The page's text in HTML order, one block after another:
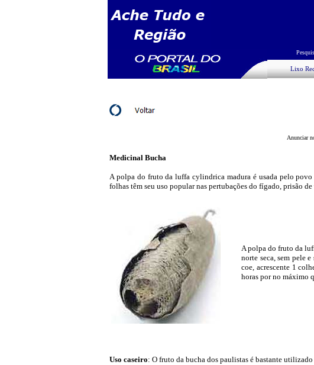
Lixo
Anunciar
Medicinal Bucha
A polpa do fruto da luffa cylindrica madura é usada pelo
folhas têm seu uso popular nas pertubações do fígado, prisão
A polpa do fruto da
norte seca, sem pele
coe, acrescente 1
horas por no máximo
Uso caseiro: O fruto da bucha dos paulistas é bastante